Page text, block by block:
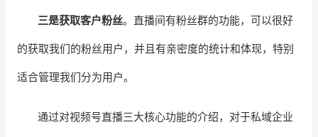
三是获取客户粉丝。直播间有粉丝群的功能，可以很好
的获取我们的粉丝用户，并且有亲密度的统计和体现，特别
适合管理我们分为用户。
通过对视频号直播三大核心功能的介绍，对于私域企业